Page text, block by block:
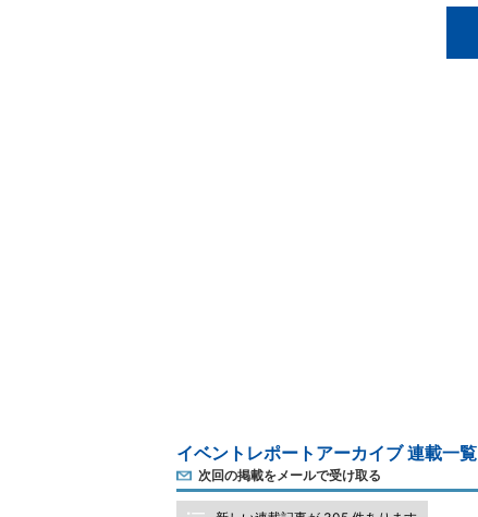
イベントレポートアーカイブ 連載一覧
次回の掲載をメールで受け取る